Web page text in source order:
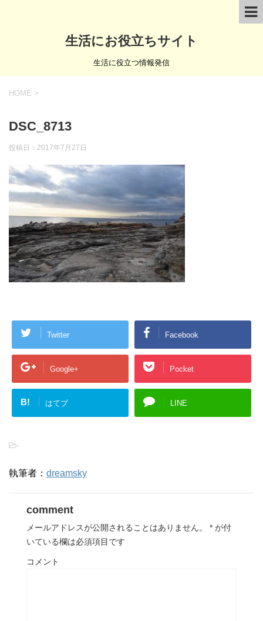
生活にお役立ちサイト
生活に役立つ情報発信
HOME >
DSC_8713
投稿日： 2017年7月27日
Twitter Facebook
Google+ Pocket
B! はてブ LINE
-
執筆者： dreamsky
comment
メールアドレスが公開されることはありません。 * が付
いている欄は必須項目です
コメント